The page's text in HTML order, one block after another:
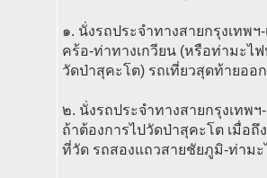
๑. นั่งรถประจำทางสายกรุงเทพ
คร้อ-ท่าทางเกวียน (หรือท่ามะไ
วัดป่าสุคะโต) รถเที่ยวสุดท้ายออ
๒. นั่งรถประจำทางสายกรุงเท
ถ้าต้องการไปวัดป่าสุคะโต เมื่อ
ที่วัด รถสองแถวสายชัยภูมิ-ท่ามะ